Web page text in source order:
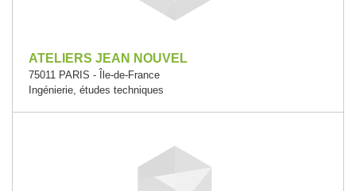
ATELIERS JEAN NOUVEL
75011 PARIS - Île-de-France
Ingénierie, études techniques